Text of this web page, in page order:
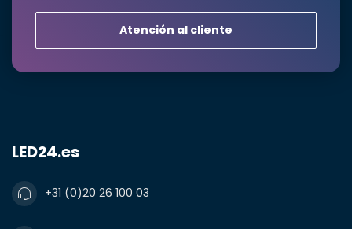
Atención al cliente
LED24.es
+31 (0)20 26 100 03